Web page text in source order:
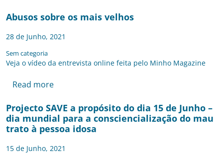
Abusos sobre os mais velhos
28 de Junho, 2021
Sem categoria
Veja o vídeo da entrevista online feita pelo Minho Magazine
Read more
Projecto SAVE a propósito do dia 15 de Junho –
dia mundial para a consciencialização do mau
trato à pessoa idosa
15 de Junho, 2021